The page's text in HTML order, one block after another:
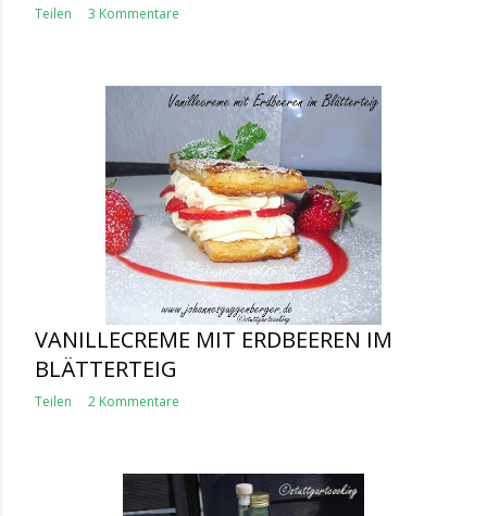
Teilen 3 Kommentare
VANILLECREME MIT ERDBEEREN IM
BLÄTTERTEIG
Teilen 2 Kommentare